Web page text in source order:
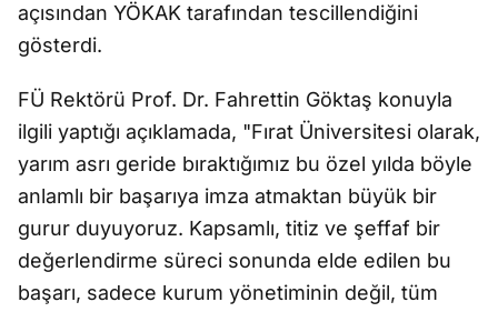
açısından YÖKAK tarafından tescillendiğini
gösterdi.
FÜ Rektörü Prof. Dr. Fahrettin Göktaş konuyla
ilgili yaptığı açıklamada, "Fırat Üniversitesi olarak,
yarım asrı geride bıraktığımız bu özel yılda böyle
anlamlı bir başarıya imza atmaktan büyük bir
gurur duyuyoruz. Kapsamlı, titiz ve şeffaf bir
değerlendirme süreci sonunda elde edilen bu
başarı, sadece kurum yönetiminin değil, tüm